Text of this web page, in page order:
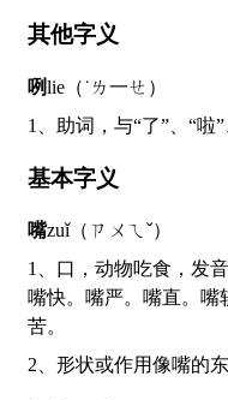
其他字义
咧lie（˙ㄌ一ㄝ）
1、助词，与“了”、“
基本字义
嘴zuǐ（ㄗㄨㄟˇ）
1、口，动物吃食，发音的器官，亦指说话：嘴巴。嘴头。
嘴快。嘴严。嘴直。嘴
苦。
2、形状或作用像嘴的